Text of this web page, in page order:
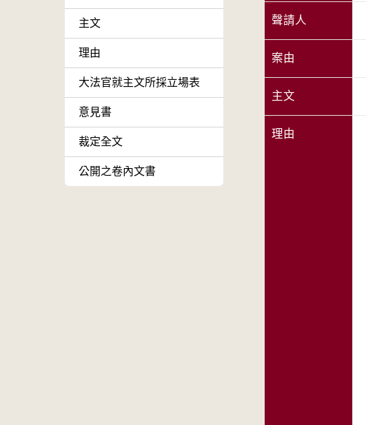
主文
理由
大法官就主文所採立場表
意見書
裁定全文
公開之卷內文書
聲請人
案由
主文
理由